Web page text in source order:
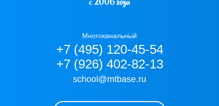
с 2006 года
Многоканальный
+7 (495) 120-45-54
+7 (926) 402-82-13
school@mtbase.ru